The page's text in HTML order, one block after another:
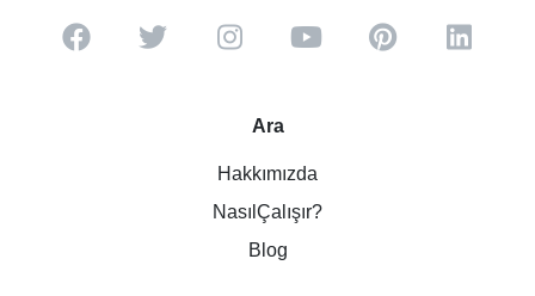
Ara
Hakkımızda
NasılÇalışır?
Blog